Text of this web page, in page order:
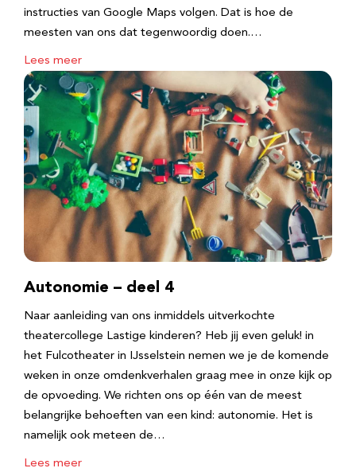
instructies van Google Maps volgen. Dat is hoe de
meesten van ons dat tegenwoordig doen.…
Lees meer
Autonomie – deel 4
Naar aanleiding van ons inmiddels uitverkochte
theatercollege Lastige kinderen? Heb jij even geluk! in
het Fulcotheater in IJsselstein nemen we je de komende
weken in onze omdenkverhalen graag mee in onze kijk op
de opvoeding. We richten ons op één van de meest
belangrijke behoeften van een kind: autonomie. Het is
namelijk ook meteen de…
Lees meer